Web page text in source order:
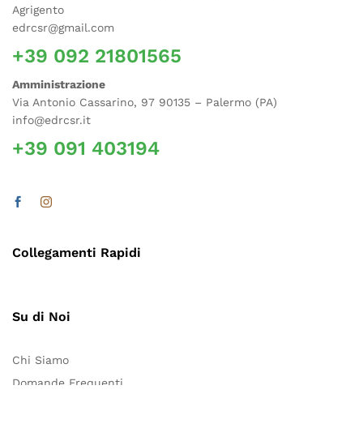
Agrigento
edrcsr@gmail.com
+39 092 21801565
Amministrazione
Via Antonio Cassarino, 97 90135 – Palermo (PA)
info@edrcsr.it
+39 091 403194
Collegamenti Rapidi
Su di Noi
Chi Siamo
Domande Frequenti